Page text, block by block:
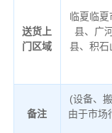
送货上
门区域
临夏临
县、广
县、积石
备注
(设备、
由于市场